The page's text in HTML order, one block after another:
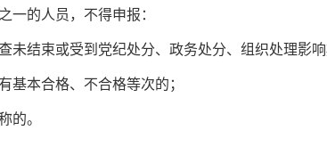
一的人员，不得申报：
未结束或受到党纪处分、政务处分、组织处理影响
基本合格、不合格等次的；
的。